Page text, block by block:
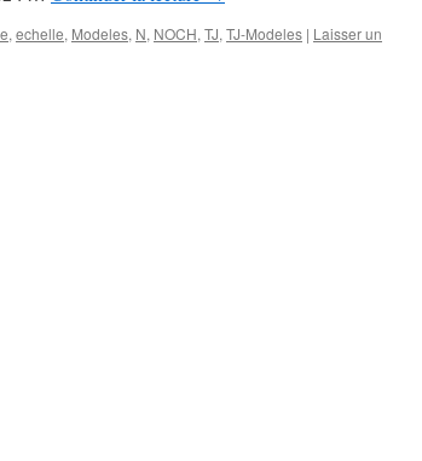
, echelle, Modeles, N, NOCH, TJ, TJ-Modeles | Laisser un